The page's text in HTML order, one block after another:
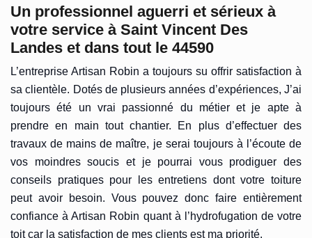
Un professionnel aguerri et sérieux à
votre service à Saint Vincent Des
Landes et dans tout le 44590
L’entreprise Artisan Robin a toujours su offrir satisfaction à
sa clientèle. Dotés de plusieurs années d’expériences, J’ai
toujours été un vrai passionné du métier et je apte à
prendre en main tout chantier. En plus d’effectuer des
travaux de mains de maître, je serai toujours à l’écoute de
vos moindres soucis et je pourrai vous prodiguer des
conseils pratiques pour les entretiens dont votre toiture
peut avoir besoin. Vous pouvez donc faire entièrement
confiance à Artisan Robin quant à l’hydrofugation de votre
toit car la satisfaction de mes clients est ma priorité.